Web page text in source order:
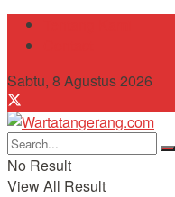
Sabtu, 8 Agustus 2026
No Result
View All Result